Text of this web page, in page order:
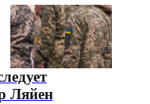
Ляйен